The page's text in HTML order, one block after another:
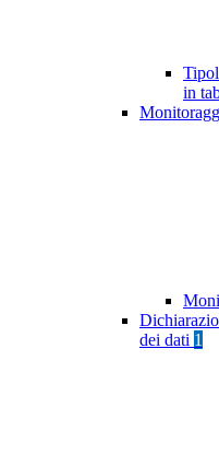
in
dei dati 1